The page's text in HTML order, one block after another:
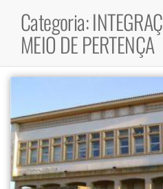
Categoria:
MEIO DE PERTENÇA